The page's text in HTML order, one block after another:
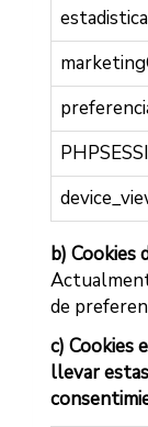
b) Cookies
de
c) Cookies
llevar